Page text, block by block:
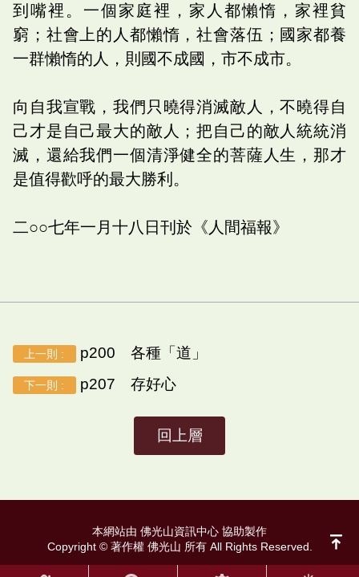
到嘴裡。一個家庭裡，家人都懶惰，家裡貧
窮；社會上的人都懶惰，社會落伍；國家都養
一群懶惰的人，則國不成國，市不成市。
向自我宣戰，我們只曉得消滅敵人，不曉得自
己才是自己最大的敵人；把自己的敵人統統消
滅，還給我們一個清淨健全的菩薩人生，那才
是值得歡呼的最大勝利。
二○○七年一月十八日刊於《人間福報》
上一則 : p200 各種「道」
下一則 : p207 存好心
回上層
本網站由 佛光山資訊中心 協助製作
Copyright © 著作權 佛光山 所有 All Rights Reserved.